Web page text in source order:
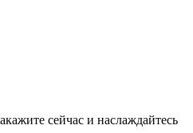
сейчас и наслаждайтесь